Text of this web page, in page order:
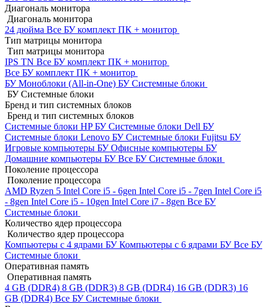
Диагональ монитора
Диагональ монитора
24 дюйма Все БУ комплект ПК + монитор
Тип матрицы монитора
Тип матрицы монитора
IPS TN Все БУ комплект ПК + монитор
Все БУ комплект ПК + монитор
БУ Моноблоки (All-in-One) БУ Системные блоки
БУ Системные блоки
Бренд и тип системных блоков
Бренд и тип системных блоков
Системные блоки HP БУСистемные блоки Dell БУ
Системные блоки Lenovo БУСистемные блоки Fujitsu БУ
Игровые компьютеры БУОфисные компьютеры БУ
Домашние компьютеры БУВсе БУ Системные блоки
Поколение процессора
Поколение процессора
AMD Ryzen 5 Intel Core i5 - 6gen Intel Core i5 - 7gen Intel Core i5
- 8gen Intel Core i5 - 10gen Intel Core i7 - 8gen Все БУ
Системные блоки
Количество ядер процессора
Количество ядер процессора
Компьютеры с 4 ядрами БУКомпьютеры с 6 ядрами БУВсе БУ
Системные блоки
Оперативная память
Оперативная память
4 GB (DDR4) 8 GB (DDR3) 8 GB (DDR4) 16 GB (DDR3) 16
GB (DDR4) Все БУ Системные блоки